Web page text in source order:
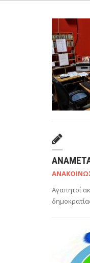
Αγαπητοί